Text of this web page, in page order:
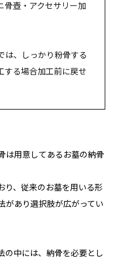
骨壺・アクセサリー加
は、しっかり粉骨する
する場合加工前に戻せ
は用意してあるお墓の納骨
り、従来のお墓を用いる形
があり選択肢が広がってい
の中には、納骨を必要とし